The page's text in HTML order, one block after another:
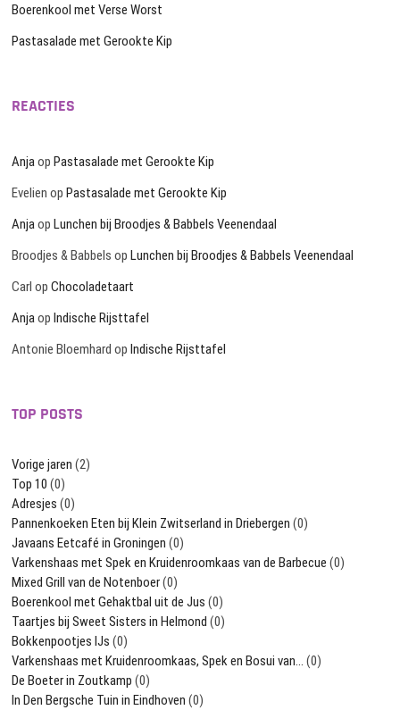
Boerenkool met Verse Worst
Pastasalade met Gerookte Kip
REACTIES
Anja opPastasalade met Gerookte Kip
Evelien opPastasalade met Gerookte Kip
Anja opLunchen bij Broodjes & Babbels Veenendaal
Broodjes & Babbels opLunchen bij Broodjes & Babbels Veenendaal
Carl opChocoladetaart
Anja opIndische Rijsttafel
Antonie Bloemhard opIndische Rijsttafel
TOP POSTS
Vorige jaren (2)
Top 10 (0)
Adresjes (0)
Pannenkoeken Eten bij Klein Zwitserland in Driebergen (0)
Javaans Eetcafé in Groningen (0)
Varkenshaas met Spek en Kruidenroomkaas van de Barbecue (0)
Mixed Grill van de Notenboer(0)
Boerenkool met Gehaktbal uit de Jus (0)
Taartjes bij Sweet Sisters in Helmond (0)
Bokkenpootjes IJs (0)
Varkenshaas met Kruidenroomkaas, Spek en Bosui van…
(0)
De Boeter in Zoutkamp (0)
In Den Bergsche Tuin in Eindhoven (0)